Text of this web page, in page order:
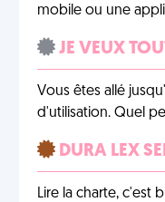
mobile ou une
JE VEUX
Vous êtes allé
d'utilisation. Quel
DURA LEX
Lire la charte, c'est